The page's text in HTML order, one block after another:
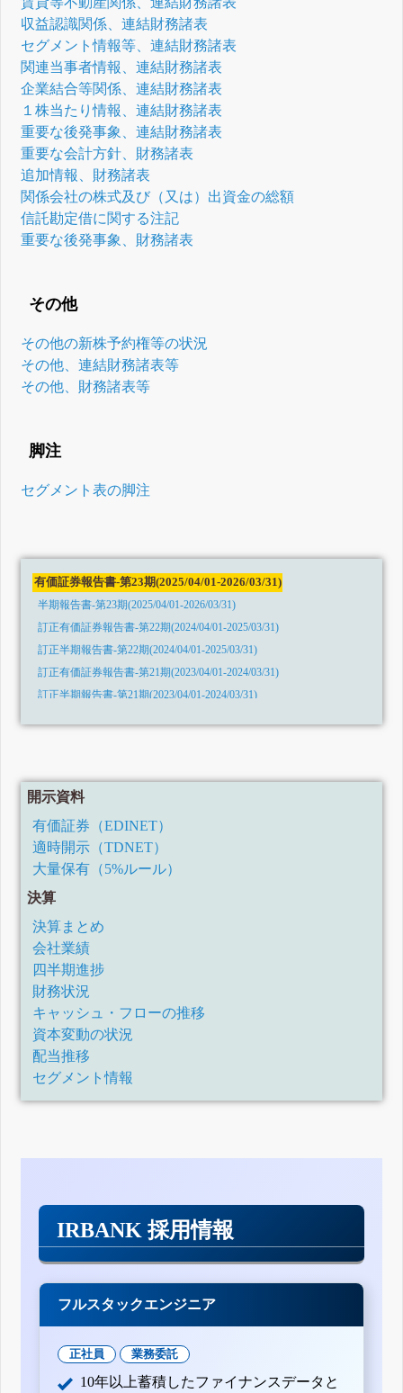
収益認識関係、連結財務諸表
セグメント情報等、連結財務諸表
関連当事者情報、連結財務諸表
企業結合等関係、連結財務諸表
１株当たり情報、連結財務諸表
重要な後発事象、連結財務諸表
重要な会計方針、財務諸表
追加情報、財務諸表
関係会社の株式及び（又は）出資金の総額
信託勘定借に関する注記
重要な後発事象、財務諸表
その他
その他の新株予約権等の状況
その他、連結財務諸表等
その他、財務諸表等
脚注
セグメント表の脚注
有価証券報告書-第23期(2025/04/01-2026/03/31)
半期報告書-第23期(2025/04/01-2026/03/31)
訂正有価証券報告書-第22期(2024/04/01-2025/03/31)
訂正半期報告書-第22期(2024/04/01-2025/03/31)
訂正有価証券報告書-第21期(2023/04/01-2024/03/31)
訂正半期報告書-第21期(2023/04/01-2024/03/31)
有価証券報告書-第22期(2024/04/01-2025/03/31)
半期報告書-第22期(2024/04/01-2024/09/30)
有価証券報告書-第21期(2023/04/01-2024/03/31)
半期報告書-第21期(2023/04/01-2024/03/31)
有価証券報告書-第20期(2022/04/01-2023/03/31)
半期報告書-第20期(令和4年4月1日-令和5年3月31日)
訂正有価証券報告書-第18期(令和2年4月1日-令和3年3月31日)
有価証券報告書-第19期(令和3年4月1日-令和4年3月31日)
半期報告書-第19期(令和3年4月1日-令和4年3月31日)
有価証券報告書-第18期(令和2年4月1日-令和3年3月31日)
半期報告書-第18期(令和2年4月1日-令和3年3月31日)
有価証券報告書-第17期(平成31年4月1日-令和2年3月31日)
半期報告書-第17期(平成31年4月1日-令和2年3月31日)
訂正有価証券報告書-第16期(平成30年4月1日-平成31年3月31日)
有価証券報告書-第16期(平成30年4月1日-平成31年3月31日)
半期報告書-第14期(平成28年4月1日-平成29年3月31日)
有価証券報告書-第13期(平成27年4月1日-平成28年3月31日)
半期報告書-第13期(平成27年4月1日-平成28年3月31日)
訂正有価証券報告書-第12期(平成26年4月1日-平成27年3月31日)
有価証券報告書-第12期(平成26年4月1日-平成27年3月31日)
半期報告書-第12期(平成26年4月1日-平成27年3月31日)
有価証券報告書-第11期(平成25年4月1日-平成26年3月31日)
開示資料
有価証券（EDINET）
適時開示（TDNET）
大量保有（5%ルール）
決算
決算まとめ
会社業績
四半期進捗
財務状況
キャッシュ・フローの推移
資本変動の状況
配当推移
セグメント情報
IRBANK 採用情報
フルスタックエンジニア
正社員 業務委託
10年以上蓄積したファイナンスデータと